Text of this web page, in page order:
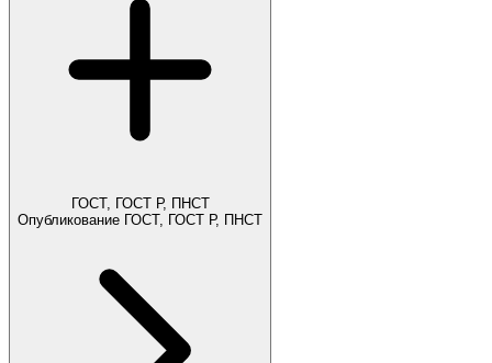
ГОСТ, ГОСТ Р, ПНСТ
Опубликование ГОСТ, ГОСТ Р, ПНСТ